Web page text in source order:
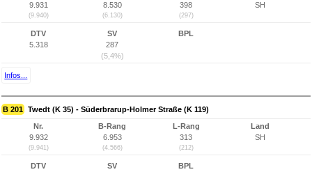
9.931
(9.940)
8.530
(6.130)
398
(297)
SH
DTV
5.318
SV
287
(5,4%)
BPL
Infos...
B 201 Twedt (K 35) - Süderbrarup-Holmer Straße (K 119)
Nr.
9.932
(9.941)
B-Rang
6.953
(4.566)
L-Rang
313
(212)
Land
SH
DTV SV BPL